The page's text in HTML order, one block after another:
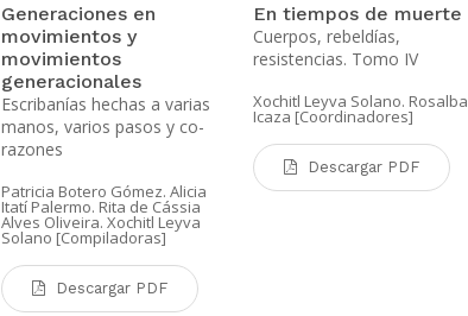
Generaciones en
movimientos y
movimientos
generacionales
Escribanías hechas a varias
manos, varios pasos y co-
razones
Patricia Botero Gómez. Alicia
Itatí Palermo. Rita de Cássia
Alves Oliveira. Xochitl Leyva
Solano [Compiladoras]
Descargar PDF
En tiempos de muerte
Cuerpos, rebeldías,
resistencias. Tomo IV
Xochitl Leyva Solano. Rosalba
Icaza [Coordinadores]
Descargar PDF